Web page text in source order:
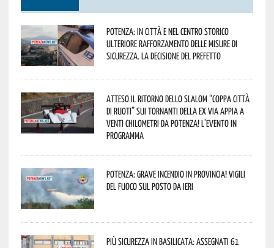
Potenza: in città e nel centro storico
ulteriore rafforzamento delle misure di
sicurezza. La decisione del Prefetto
Atteso il ritorno dello slalom “Coppa Città
di Ruoti” sui tornanti della ex via Appia a
venti chilometri da Potenza! L’evento in
programma
Potenza: grave incendio in Provincia! Vigili
del fuoco sul posto da ieri
Più sicurezza in Basilicata: assegnati 61